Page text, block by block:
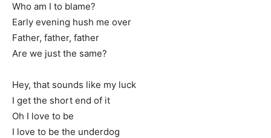
Who am I to blame?
Early evening hush me over
Father, father, father
Are we just the same?
Hey, that sounds like my luck
I get the short end of it
Oh I love to be
I love to be the underdog